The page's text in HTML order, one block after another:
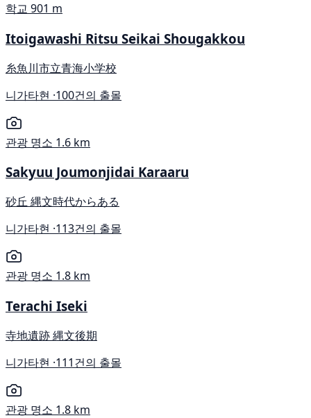
학교 901 m
Itoigawashi Ritsu Seikai Shougakkou
糸魚川市立青海小学校
니가타현 ·100건의 출몰
관광 명소 1.6 km
Sakyuu Joumonjidai Karaaru
砂丘 縄文時代からある
니가타현 ·113건의 출몰
관광 명소 1.8 km
Terachi Iseki
寺地遺跡 縄文後期
니가타현 ·111건의 출몰
관광 명소 1.8 km